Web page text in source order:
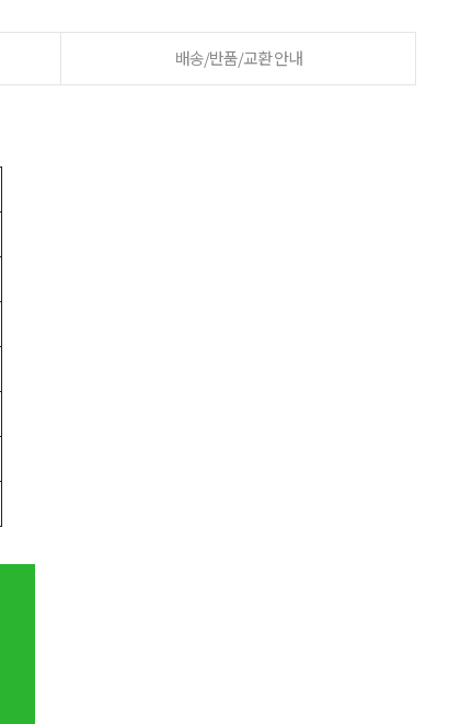
배송/반품/교환 안내